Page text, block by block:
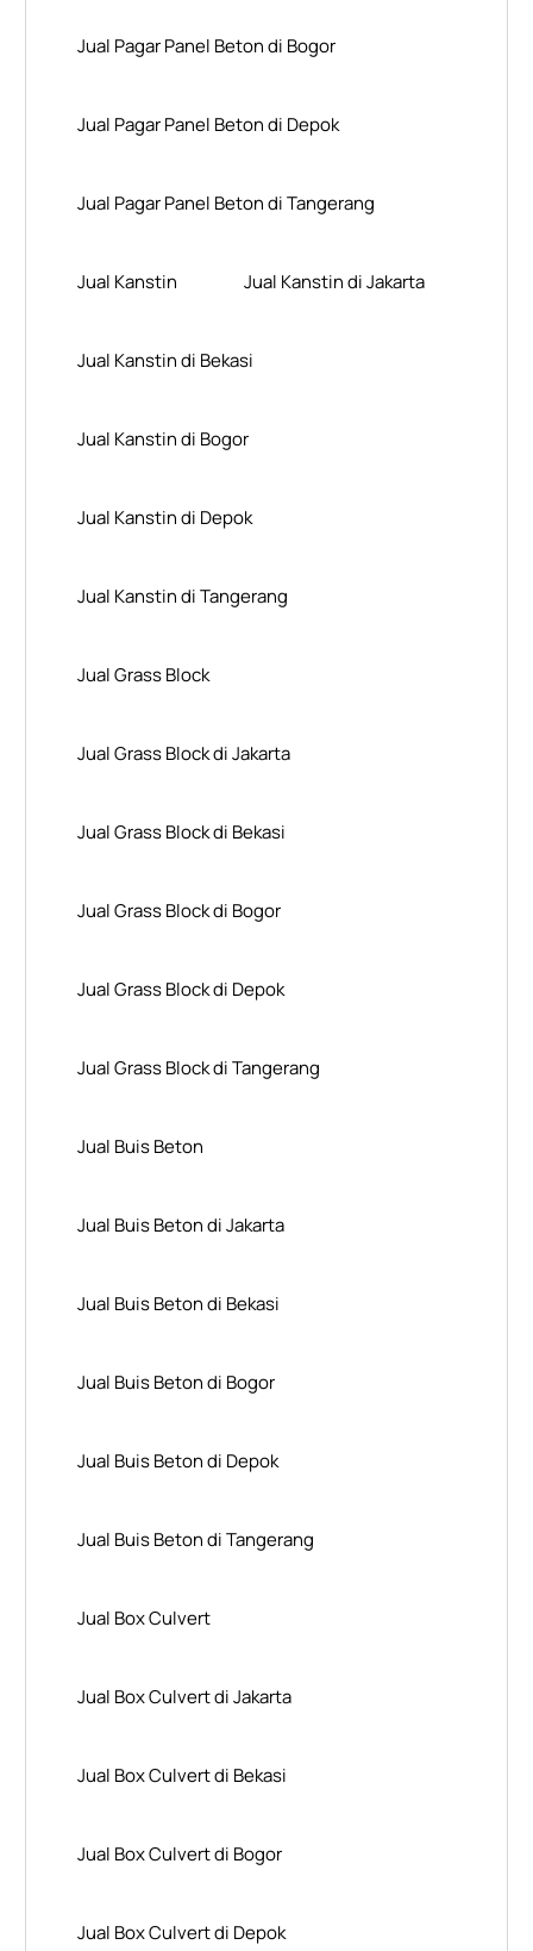
Jual Pagar Panel Beton di Bogor
Jual Pagar Panel Beton di Depok
Jual Pagar Panel Beton di Tangerang
Jual Kanstin Jual Kanstin di Jakarta
Jual Kanstin di Bekasi
Jual Kanstin di Bogor
Jual Kanstin di Depok
Jual Kanstin di Tangerang
Jual Grass Block
Jual Grass Block di Jakarta
Jual Grass Block di Bekasi
Jual Grass Block di Bogor
Jual Grass Block di Depok
Jual Grass Block di Tangerang
Jual Buis Beton
Jual Buis Beton di Jakarta
Jual Buis Beton di Bekasi
Jual Buis Beton di Bogor
Jual Buis Beton di Depok
Jual Buis Beton di Tangerang
Jual Box Culvert
Jual Box Culvert di Jakarta
Jual Box Culvert di Bekasi
Jual Box Culvert di Bogor
Jual Box Culvert di Depok